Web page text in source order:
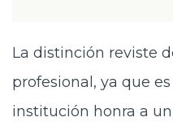
La distinción reviste
profesional, ya que
institución honra a